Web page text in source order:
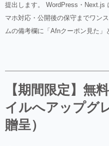
提出します。 WordPress・Next.js
マホ対応・公開後の保守までワン
ムの備考欄に「Afnクーポン見た」
【期間限定】無
イルへアップグ
贈呈）